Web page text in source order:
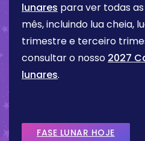
lunares para ver todas
mês, incluindo lua cheia,
trimestre e terceiro
consultar o nosso 2027
lunares.
FASE LUNAR HOJE